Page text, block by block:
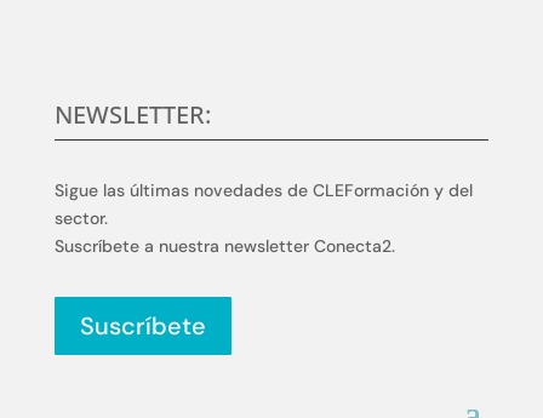
NEWSLETTER:
Sigue las últimas novedades de CLEFormación y del
sector.
Suscríbete a nuestra newsletter Conecta2.
Suscríbete